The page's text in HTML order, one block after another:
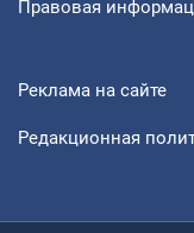
Правовая
Реклама на сайте
Редакционная